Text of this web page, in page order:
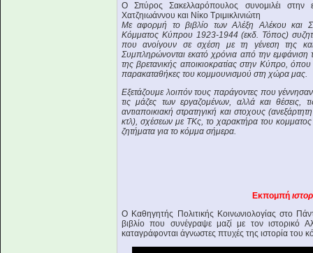
Ο Σπύρος Σακελλαρόπουλος συνομιλέι στην
Χατζηιωάννου και Νίκο Τριμικλινιώτη
Με αφορμή το βιβλίο των Αλέξη Αλέκου και
Κόμματος Κύπρου 1923-1944 (εκδ. Τόπος)
που ανοίγουν σε σχέση με τη γένεση της και
Συμπληρώνονται εκατό χρόνια από την
της βρετανικής αποικιοκρατίας στην Κύπρο, όπου
παρακαταθήκες του κομμουνισμού στη χώρα μας.
Εξετάζουμε λοιπόν τους παράγοντες που
τις μάζες των εργαζομένων, αλλά και θέσεις,
αντιαποικιακή στρατηγική και στοχους
κτλ), σχέσεων με ΤΚς, το χαρακτήρα του
ζητήματα για το κόμμα σήμερα.
Εκπομπή
O Καθηγητής Πολιτικής Κοινωνιολογίας στο
βιβλίο που συνέγραψε μαζί με τον ιστορικό
καταγράφονται άγνωστες πτυχές της ιστορία